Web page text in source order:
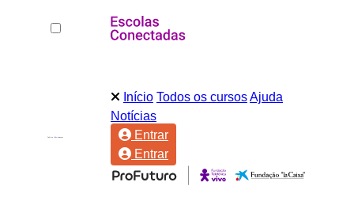
Início Todos os cursosAjuda
Notícias
Entrar
Entrar